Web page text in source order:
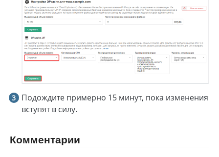
Подождите примерно 15 минут, пока изменения
вступят в силу.
Комментарии